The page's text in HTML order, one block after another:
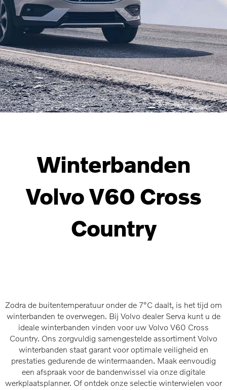
Winterbanden
Volvo V60 Cross
Country
Zodra de buitentemperatuur onder de 7°C daalt, is het tijd om
winterbanden te overwegen. Bij Volvo dealer Serva kunt u de
ideale winterbanden vinden voor uw Volvo V60 Cross
Country. Ons zorgvuldig samengestelde assortiment Volvo
winterbanden staat garant voor optimale veiligheid en
prestaties gedurende de wintermaanden. Maak eenvoudig
een afspraak voor de bandenwissel via onze digitale
werkplaatsplanner. Of ontdek onze selectie winterwielen voor